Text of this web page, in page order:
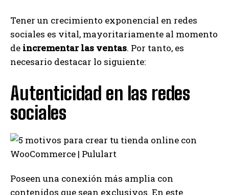
Tener un crecimiento exponencial en redes
sociales es vital, mayoritariamente al momento
de incrementar las ventas. Por tanto, es
necesario destacar lo siguiente:
Autenticidad en las redes
sociales
Poseen una conexión más amplia con
contenidos que sean exclusivos. En este